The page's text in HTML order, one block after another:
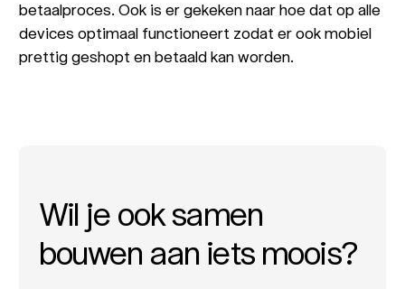
betaalproces. Ook is er gekeken naar hoe dat op alle
devices optimaal functioneert zodat er ook mobiel
prettig geshopt en betaald kan worden.
Wil je ook samen
bouwen aan iets moois?